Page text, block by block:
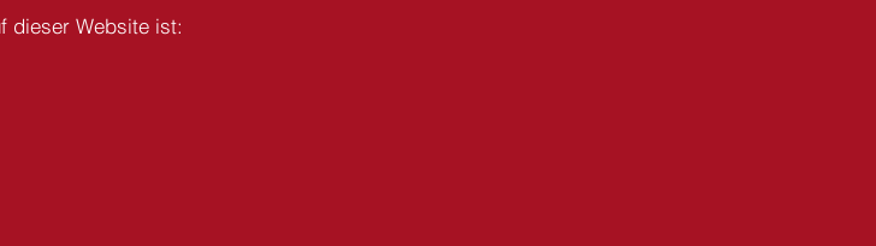
dieser Website ist: